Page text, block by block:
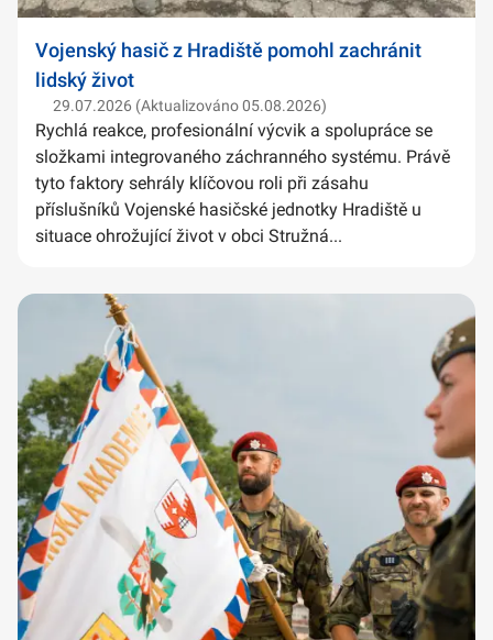
Vojenský hasič z Hradiště pomohl zachránit
lidský život
29.07.2026 (Aktualizováno 05.08.2026)
Rychlá reakce, profesionální výcvik a spolupráce se
složkami integrovaného záchranného systému. Právě
tyto faktory sehrály klíčovou roli při zásahu
příslušníků Vojenské hasičské jednotky Hradiště u
situace ohrožující život v obci Stružná...